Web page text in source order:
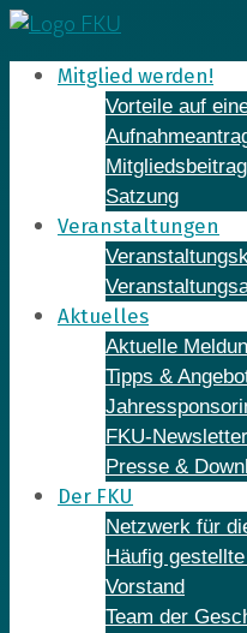
Skip
to
contentMitglied werden!
Vorteile auf
Mitgliedsbeitrag
Satzung
Veranstaltungen
Aktuelles
Aktuelle
Tipps &
FKU-
Presse &
Der FKU
Netzwerk für
Häufig
Vorstand
Team der